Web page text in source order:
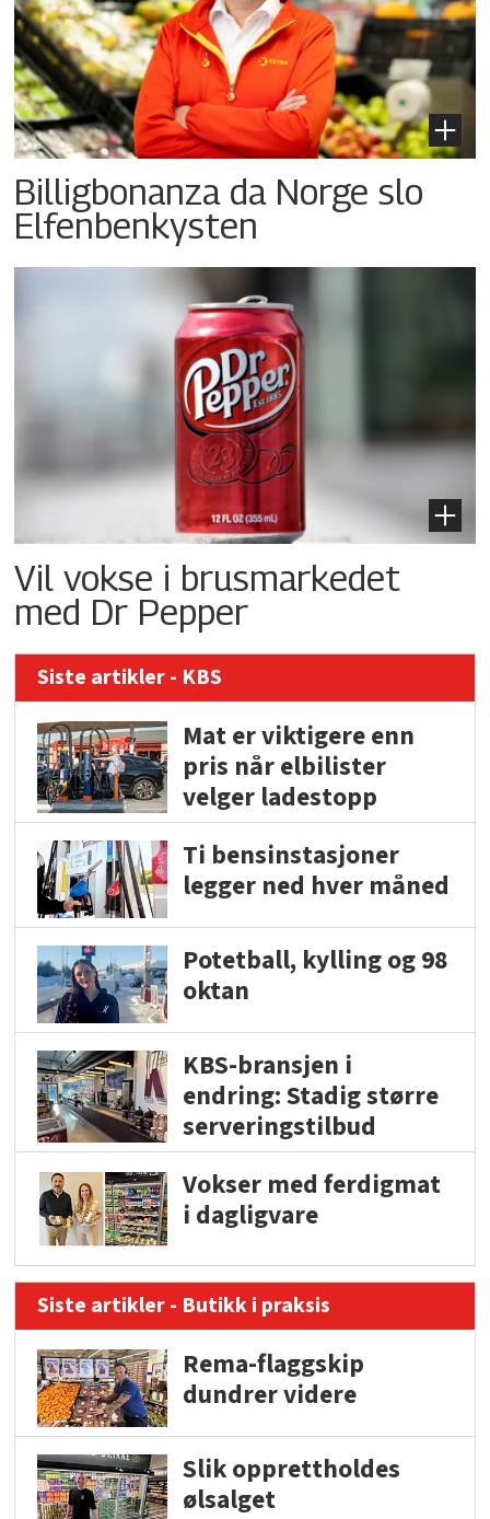
Billigbonanza da Norge slo
Elfenbenkysten
Vil vokse i brusmarkedet
med Dr Pepper
Siste artikler - KBS
Mat er viktigere enn
pris når elbilister
velger ladestopp
Ti bensinstasjoner
legger ned hver måned
Potetball, kylling og 98
oktan
KBS-bransjen i
endring: Stadig større
serveringstilbud
Vokser med ferdigmat
i dagligvare
Siste artikler - Butikk i praksis
Rema-flaggskip
dundrer videre
Slik opprettholdes
ølsalget